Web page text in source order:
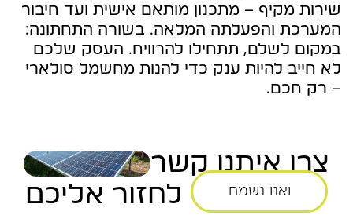
שירות מקיף – מתכנון מותאם אישית ועד חיבור
המערכת והפעלתה המלאה. בשורה התחתונה:
במקום לשלם, תתחילו להרוויח. העסק שלכם
לא חייב להיות ענק כדי להנות מחשמל סולארי
– רק חכם.
צרו איתנו קשר
ואנו נשמח
לחזור אליכם